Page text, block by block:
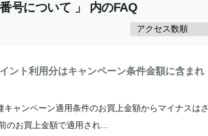
号について 」 内のFAQ
ント利用分はキャンペーン条件金額に含まれ
ャンペーン適用条件のお買上金額からマイナスはさ
お買上金額で適用され...